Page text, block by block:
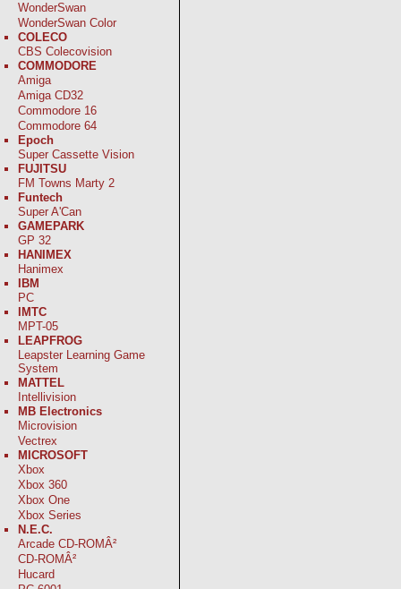
WonderSwan
WonderSwan Color
COLECO
CBS Colecovision
COMMODORE
Amiga
Amiga CD32
Commodore 16
Commodore 64
Epoch
Super Cassette Vision
FUJITSU
FM Towns Marty 2
Funtech
Super A'Can
GAMEPARK
GP 32
HANIMEX
Hanimex
IBM
PC
IMTC
MPT-05
LEAPFROG
Leapster Learning Game
System
MATTEL
Intellivision
MB Electronics
Microvision
Vectrex
MICROSOFT
Xbox
Xbox 360
Xbox One
Xbox Series
N.E.C.
Arcade CD-ROMÂ²
CD-ROMÂ²
Hucard